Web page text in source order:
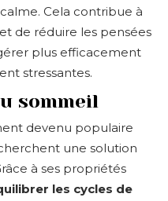
Cela contribue à
et de réduire les pensées
plus efficacement
stressantes.
sommeil
devenu populaire
une solution
à ses propriétés
les cycles de